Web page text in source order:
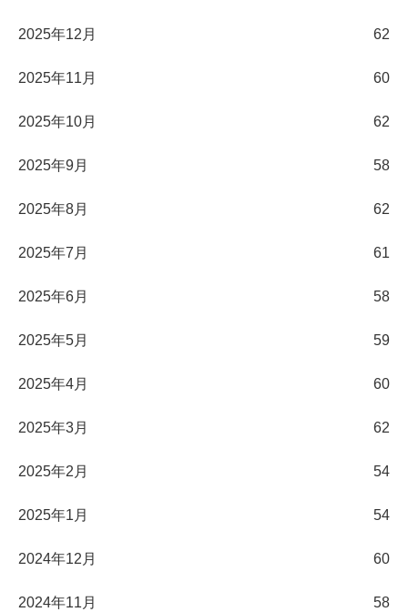
2025年12月 62
2025年11月 60
2025年10月 62
2025年9月 58
2025年8月 62
2025年7月 61
2025年6月 58
2025年5月 59
2025年4月 60
2025年3月 62
2025年2月 54
2025年1月 54
2024年12月 60
2024年11月 58